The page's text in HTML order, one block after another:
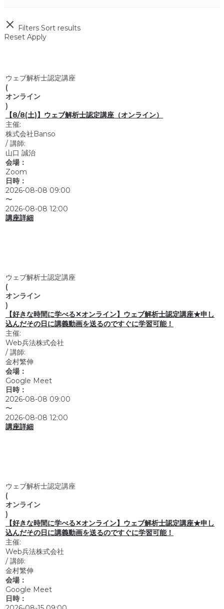
Filters Sort results
Reset Apply
ウェブ解析士認定講座
(
オンライン
)
【8/8(土)】ウェブ解析士認定講座（オンライン）
主催:
株式会社Banso
/ 講師:
山口 誠治
会場：
Zoom
日時：
2026-08-08 09:00
〜
2026-08-08 12:00
講座詳細
ウェブ解析士認定講座
(
オンライン
)
【好きな時間に学べる✕オンライン】ウェブ解析士認定講座★申し
込んだその日に講義動画を送るのですぐに学習可能！
主催:
Web兵法株式会社
/ 講師:
金村繁伸
会場：
Google Meet
日時：
2026-08-08 09:00
〜
2026-08-08 12:00
講座詳細
ウェブ解析士認定講座
(
オンライン
)
【好きな時間に学べる✕オンライン】ウェブ解析士認定講座★申し
込んだその日に講義動画を送るのですぐに学習可能！
主催:
Web兵法株式会社
/ 講師:
金村繁伸
会場：
Google Meet
日時：